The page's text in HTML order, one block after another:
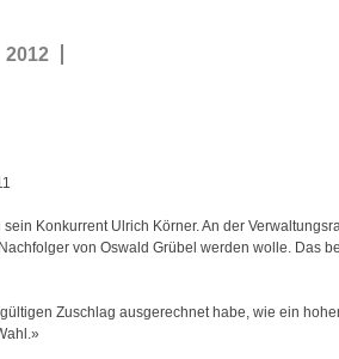
2012
Konkurrent Ulrich Körner. An der
von Oswald Grübel werden wolle. Das
Zuschlag ausgerechnet habe, wie ein